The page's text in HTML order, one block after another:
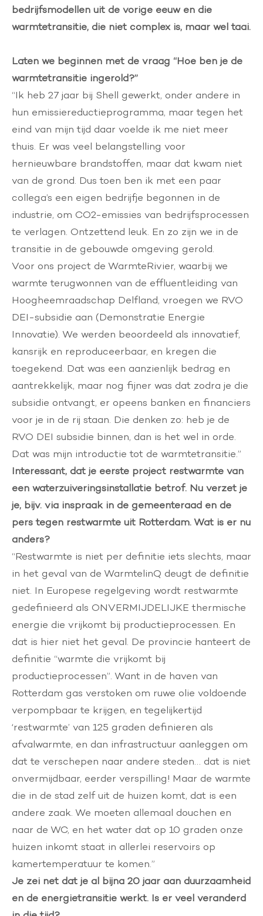
bedrijfsmodellen uit de vorige eeuw en die
warmtetransitie, die niet complex is, maar wel taai.
Laten we beginnen met de vraag “Hoe ben je de
warmtetransitie ingerold?”
“Ik heb 27 jaar bij Shell gewerkt, onder andere in
hun emissiereductieprogramma, maar tegen het
eind van mijn tijd daar voelde ik me niet meer
thuis. Er was veel belangstelling voor
hernieuwbare brandstoffen, maar dat kwam niet
van de grond. Dus toen ben ik met een paar
collega’s een eigen bedrijfje begonnen in de
industrie, om CO2-emissies van bedrijfsprocessen
te verlagen. Ontzettend leuk. En zo zijn we in de
transitie in de gebouwde omgeving gerold.
Voor ons project de WarmteRivier, waarbij we
warmte terugwonnen van de effluentleiding van
Hoogheemraadschap Delfland, vroegen we RVO
DEI-subsidie aan (Demonstratie Energie
Innovatie). We werden beoordeeld als innovatief,
kansrijk en reproduceerbaar, en kregen die
toegekend. Dat was een aanzienlijk bedrag en
aantrekkelijk, maar nog fijner was dat zodra je die
subsidie ontvangt, er opeens banken en financiers
voor je in de rij staan. Die denken zo: heb je de
RVO DEI subsidie binnen, dan is het wel in orde.
Dat was mijn introductie tot de warmtetransitie.”
Interessant, dat je eerste project restwarmte van
een waterzuiveringsinstallatie betrof. Nu verzet je
je, bijv. via inspraak in de gemeenteraad en de
pers tegen restwarmte uit Rotterdam. Wat is er nu
anders?
“Restwarmte is niet per definitie iets slechts, maar
in het geval van de WarmtelinQ deugt de definitie
niet. In Europese regelgeving wordt restwarmte
gedefinieerd als ONVERMIJDELIJKE thermische
energie die vrijkomt bij productieprocessen. En
dat is hier niet het geval. De provincie hanteert de
definitie “warmte die vrijkomt bij
productieprocessen”. Want in de haven van
Rotterdam gas verstoken om ruwe olie voldoende
verpompbaar te krijgen, en tegelijkertijd
‘restwarmte’ van 125 graden definieren als
afvalwarmte, en dan infrastructuur aanleggen om
dat te verschepen naar andere steden… dat is niet
onvermijdbaar, eerder verspilling! Maar de warmte
die in de stad zelf uit de huizen komt, dat is een
andere zaak. We moeten allemaal douchen en
naar de WC, en het water dat op 10 graden onze
huizen inkomt staat in allerlei reservoirs op
kamertemperatuur te komen.”
Je zei net dat je al bijna 20 jaar aan duurzaamheid
en de energietransitie werkt. Is er veel veranderd